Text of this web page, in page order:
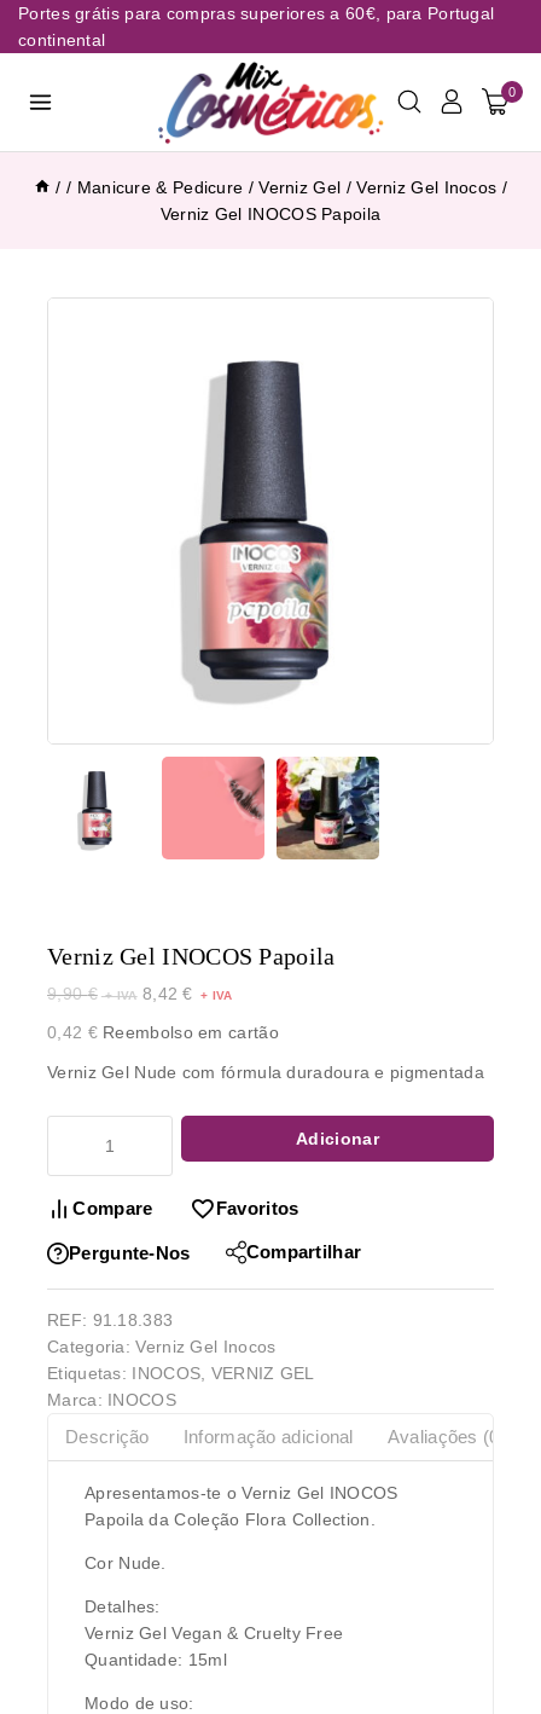
Portes grátis para compras superiores a 60€, para Portugal
continental
0
/ / Manicure & Pedicure / Verniz Gel / Verniz Gel Inocos /
Verniz Gel INOCOS Papoila
Verniz Gel INOCOS Papoila
9,90€ 8,42€
0,42 €Reembolso em cartão
Verniz Gel Nude com fórmula duradoura e pigmentada
Adicionar
Compare Favoritos
Pergunte-Nos Compartilhar
REF: 91.18.383
Categoria:Verniz Gel Inocos
Etiquetas: INOCOS VERNIZ GEL
Marca: INOCOS
Descrição Informação adicional Avaliações (0)
Apresentamos-te o Verniz Gel INOCOS
Papoila da Coleção Flora Collection.
Cor Nude.
Detalhes:
Verniz Gel Vegan & Cruelty Free
Quantidade: 15ml
Modo de uso: